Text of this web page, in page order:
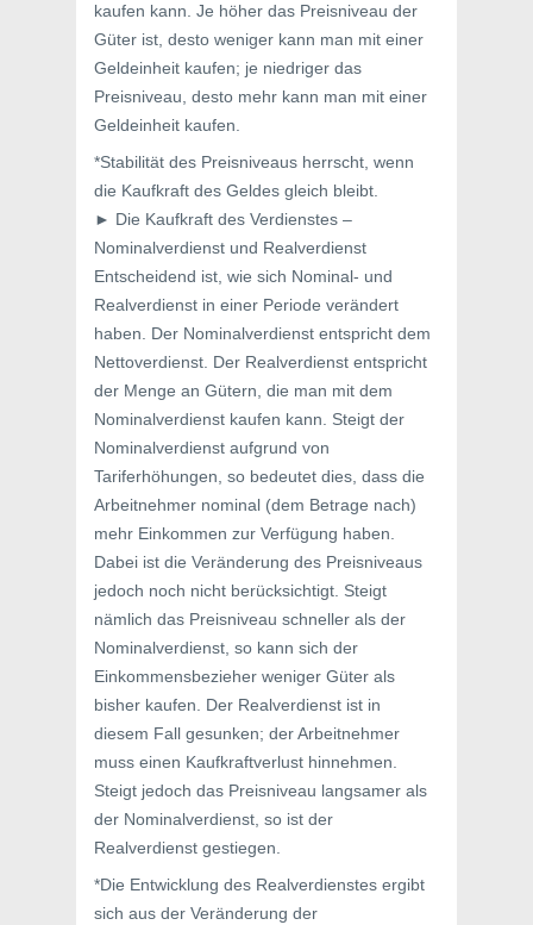
kaufen kann. Je höher das Preisniveau der
Güter ist, desto weniger kann man mit einer
Geldeinheit kaufen; je niedriger das
Preisniveau, desto mehr kann man mit einer
Geldeinheit kaufen.
*Stabilität des Preisniveaus herrscht, wenn
die Kaufkraft des Geldes gleich bleibt.
► Die Kaufkraft des Verdienstes –
Nominalverdienst und Realverdienst
Entscheidend ist, wie sich Nominal- und
Realverdienst in einer Periode verändert
haben. Der Nominalverdienst entspricht dem
Nettoverdienst. Der Realverdienst entspricht
der Menge an Gütern, die man mit dem
Nominalverdienst kaufen kann. Steigt der
Nominalverdienst aufgrund von
Tariferhöhungen, so bedeutet dies, dass die
Arbeitnehmer nominal (dem Betrage nach)
mehr Einkommen zur Verfügung haben.
Dabei ist die Veränderung des Preisniveaus
jedoch noch nicht berücksichtigt. Steigt
nämlich das Preisniveau schneller als der
Nominalverdienst, so kann sich der
Einkommensbezieher weniger Güter als
bisher kaufen. Der Realverdienst ist in
diesem Fall gesunken; der Arbeitnehmer
muss einen Kaufkraftverlust hinnehmen.
Steigt jedoch das Preisniveau langsamer als
der Nominalverdienst, so ist der
Realverdienst gestiegen.
*Die Entwicklung des Realverdienstes ergibt
sich aus der Veränderung der